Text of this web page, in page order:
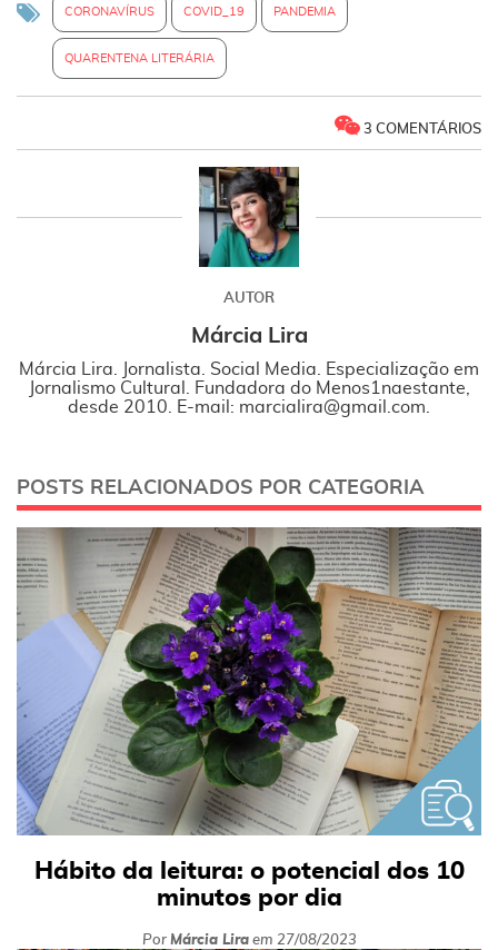
CORONAVÍRUS COVID_19 PANDEMIA
QUARENTENA LITERÁRIA
3 COMENTÁRIOS
AUTOR
Márcia Lira
Márcia Lira. Jornalista. Social Media. Especialização em
Jornalismo Cultural. Fundadora do Menos1naestante,
desde 2010. E-mail: marcialira@gmail.com.
POSTS RELACIONADOS POR CATEGORIA
Hábito da leitura: o potencial dos 10
minutos por dia
Por Márcia Liraem 27/08/2023